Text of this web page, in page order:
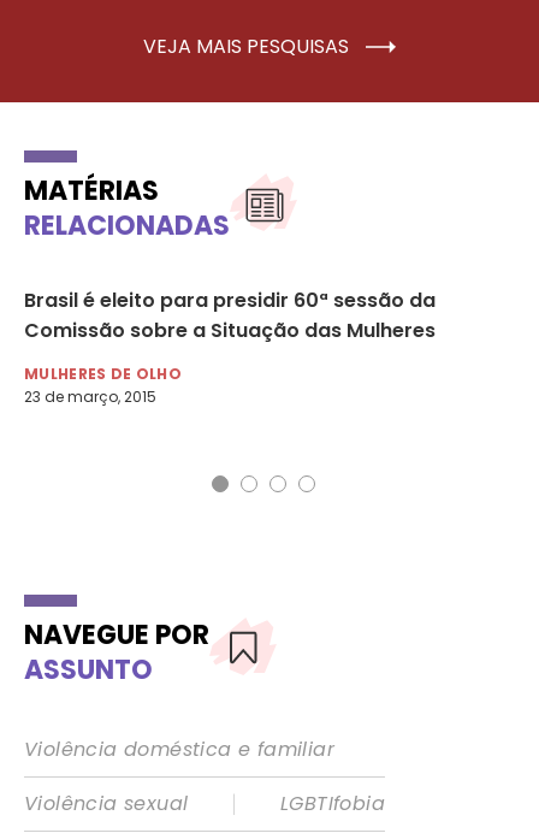
VEJA MAIS PESQUISAS
MATÉRIAS
RELACIONADAS
Brasil é eleito para presidir 60ª sessão da
Comissão sobre a Situação das Mulheres
MULHERES DE OLHO
23 de março, 2015
NAVEGUE POR
ASSUNTO
Violência doméstica e familiar
Violência sexual
|
LGBTIfobia